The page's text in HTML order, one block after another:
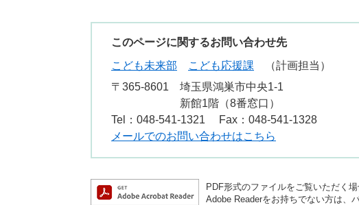
このページに関するお問い合わせ先
こども未来部
こども応援課
計画担当
〒365-8601
埼玉県鴻巣市中央1-1
新館1階（8番窓口）
Tel：048-541-1321
Fax：048-541-1328
メールでのお問い合わせはこちら
PDF形式のファイルをご覧いただく
Adobe Readerをお持ちでない方は、